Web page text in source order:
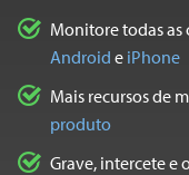
Monitore todas
Android e iPhone
Mais recursos de
produto
Grave, intercete e